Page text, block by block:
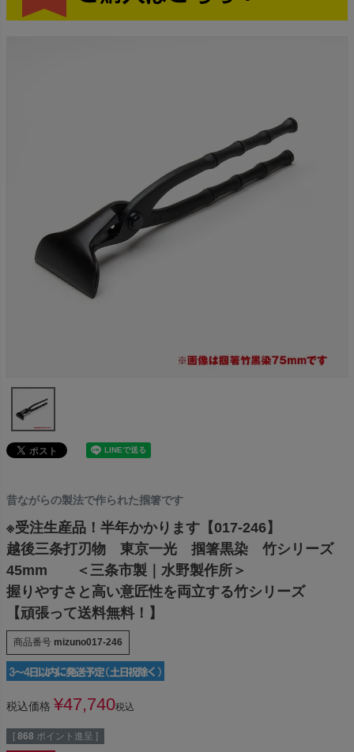
昔ながらの製法で作られた掴箸です
※受注生産品！半年かかります【017-246】
越後三条打刃物 東京一光 掴箸黒染 竹シリーズ
45mm ＜三条市製｜水野製作所＞
握りやすさと高い意匠性を両立する竹シリーズ
【頑張って送料無料！】
商品番号 mizuno017-246
税込価格 ¥47,740税込
[ 868 ポイント進呈 ]